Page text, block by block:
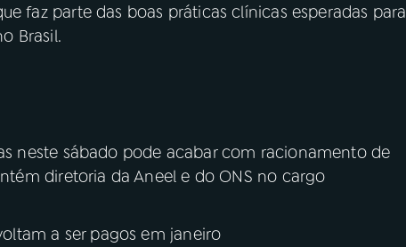
faz parte das boas práticas clínicas esperadas para
Brasil.
neste sábado pode acabar com racionamento de
diretoria da Aneel e do ONS no cargo
a ser pagos em janeiro